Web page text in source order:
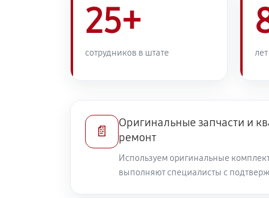
25+
сотрудников в штате
📄
Оригинальные запчасти и
ремонт
Используем оригинальные
выполняют специалисты с